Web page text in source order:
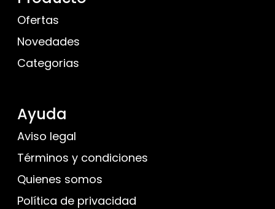
Ofertas
Novedades
Categorias
Ayuda
Aviso legal
Términos y condiciones
Quienes somos
Política de privacidad